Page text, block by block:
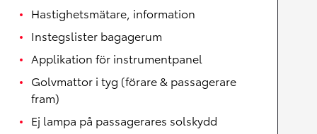
Hastighetsmätare, information
Instegslister bagagerum
Applikation för instrumentpanel
Golvmattor i tyg (förare & passagerare
fram)
Ej lampa på passagerares solskydd